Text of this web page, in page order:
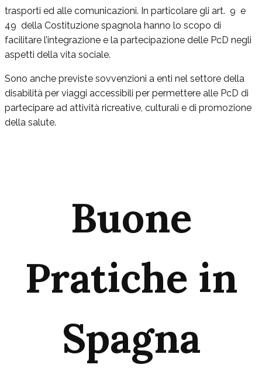
trasporti ed alle comunicazioni. In particolare gli art. 9 e
49 della Costituzione spagnola hanno lo scopo di
facilitare l’integrazione e la partecipazione delle PcD negli
aspetti della vita sociale.
Sono anche previste sovvenzioni a enti nel settore della
disabilità per viaggi accessibili per permettere alle PcD di
partecipare ad attività ricreative, culturali e di promozione
della salute.
Buone
Pratiche in
Spagna